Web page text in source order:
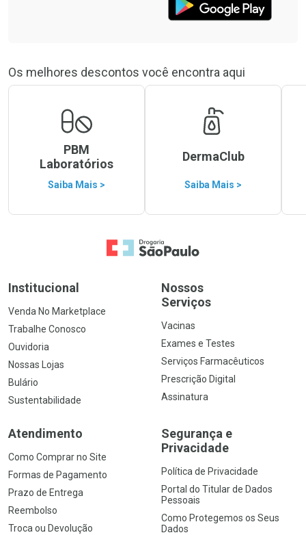
Os melhores descontos você encontra aqui
PBM
Laboratórios
Saiba Mais >
DermaClub
Saiba Mais >
Ir para a Home
Institucional
Venda No Marketplace
Trabalhe Conosco
Ouvidoria
Nossas Lojas
Bulário
Sustentabilidade
Nossos
Serviços
Vacinas
Exames e Testes
Serviços Farmacêuticos
Prescrição Digital
Assinatura
Atendimento
Como Comprar no Site
Formas de Pagamento
Prazo de Entrega
Reembolso
Troca ou Devolução
Segurança e
Privacidade
Política de Privacidade
Portal do Titular de Dados
Pessoais
Como Protegemos os Seus
Dados